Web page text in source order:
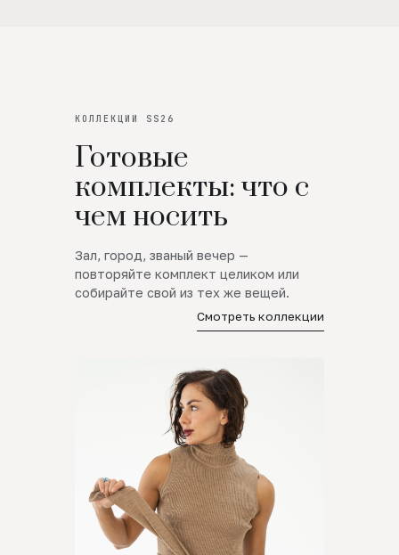
КОЛЛЕКЦИИ SS26
Готовые
комплекты: что с
чем носить
Зал, город, званый вечер —
повторяйте комплект целиком или
собирайте свой из тех же вещей.
Смотреть коллекции